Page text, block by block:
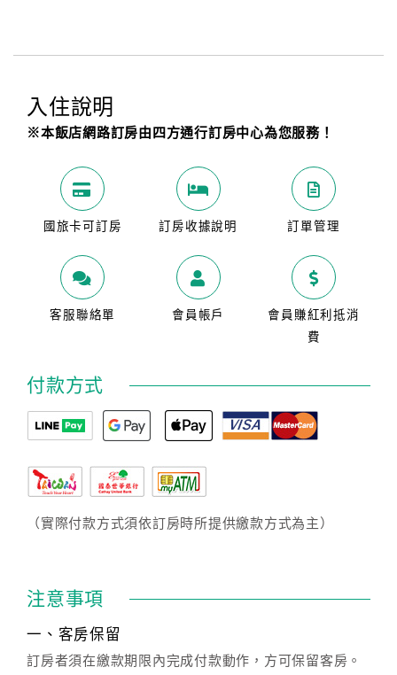
入住說明
※本飯店網路訂房由四方通行訂房中心為您服務！
國旅卡可訂房 訂房收據說明 訂單管理
客服聯絡單 會員帳戶
會員賺紅利抵消
費
付款方式
（實際付款方式須依訂房時所提供繳款方式為主）
注意事項
一、客房保留
訂房者須在繳款期限內完成付款動作，方可保留客房。